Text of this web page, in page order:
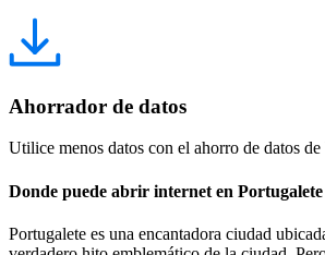
Ahorrador de datos
Utilice menos datos con el ahorro de datos
Donde puede abrir internet en Portugalete
Portugalete es una encantadora ciudad